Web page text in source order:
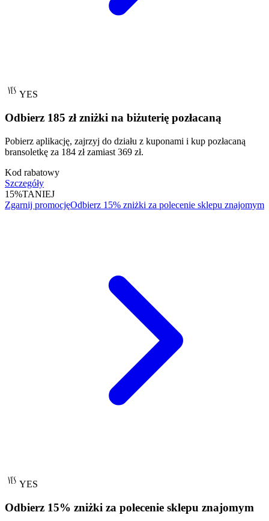
YES
Odbierz 185 zł zniżki na biżuterię pozłacaną
Pobierz aplikację, zajrzyj do działu z kuponami i kup pozłacaną
bransoletkę za 184 zł zamiast 369 zł.
Kod rabatowy
Szczegóły
15%TANIEJ
Zgarnij promocjęOdbierz 15% zniżki za polecenie sklepu znajomym
YES
Odbierz 15% zniżki za polecenie sklepu znajomym